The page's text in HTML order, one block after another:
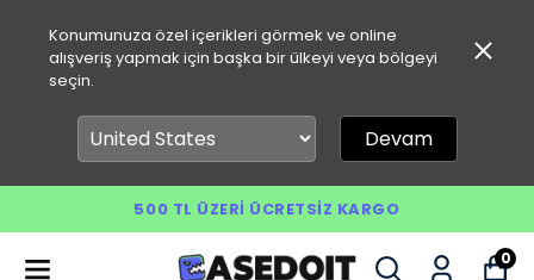
Konumunuza özel içerikleri görmek ve online
alışveriş yapmak için başka bir ülkeyi veya bölgeyi
seçin.
Devam
500 TL ÜZERI ÜCRETSIZ KARGO
0